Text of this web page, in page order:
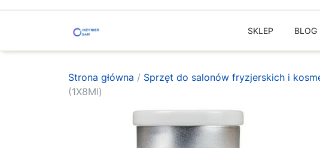
SKLEP BLOG
Strona główna / Sprzęt do salonów fryzjerskich i
(1X8Ml)